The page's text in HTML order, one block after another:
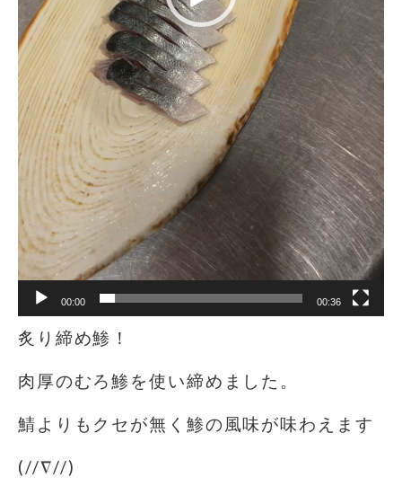
00:00 00:36
炙り締め鯵！
肉厚のむろ鯵を使い締めました。
鯖よりもクセが無く鯵の風味が味わえます
(//∇//)